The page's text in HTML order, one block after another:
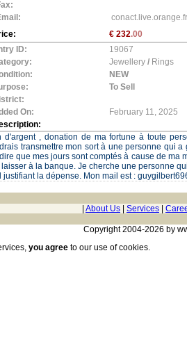
€ 232.00
ID:
19067
Jewellery / Rings
NEW
To Sell
On:
February 11, 2025
d'argent , donation de ma fortune à toute
transmettre mon sort à une personne qui
que mes jours sont comptés à cause de ma
à la banque. Je cherche une personne
justifiant la dépense. Mon mail est :
About Us Services
Copyright 2004-2026 by
you agree to our use of cookies.